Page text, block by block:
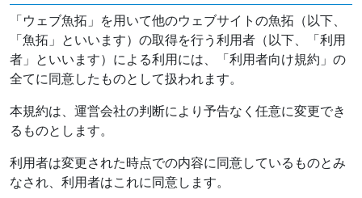
「ウェブ魚拓」を用いて他のウェブサイトの魚拓（以下、
「魚拓」といいます）の取得を行う利用者（以下、「利用
者」といいます）による利用には、「利用者向け規約」の
全てに同意したものとして扱われます。
本規約は、運営会社の判断により予告なく任意に変更でき
るものとします。
利用者は変更された時点での内容に同意しているものとみ
なされ、利用者はこれに同意します。